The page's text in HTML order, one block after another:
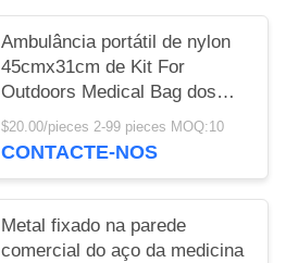
Ambulância portátil de nylon
45cmx31cm de Kit For
Outdoors Medical Bag dos
primeiros socorros
$20.00/pieces 2-99 pieces MOQ:10
CONTACTE-NOS
Metal fixado na parede
comercial do aço da medicina